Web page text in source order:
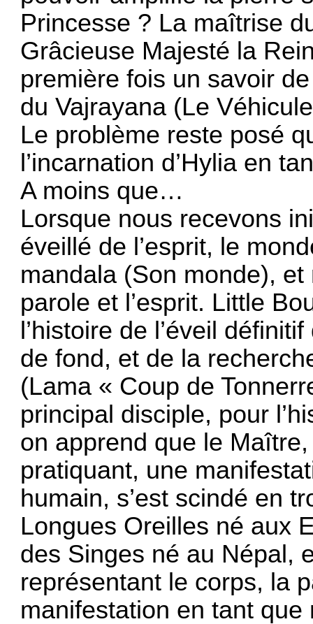
Princesse ? La maîtrise
Grâcieuse Majesté la
première fois un savoir
du Vajrayana (Le
Le problème reste posé
l’incarnation d’Hylia en
A moins que…
Lorsque nous recevons
éveillé de l’esprit, le
mandala (Son monde),
parole et l’esprit. Little
l’histoire de l’éveil
de fond, et de la
(Lama « Coup de
principal disciple, pour
on apprend que le
pratiquant, une
humain, s’est scindé en
Longues Oreilles né aux
des Singes né au Népal,
représentant le corps, la
manifestation en tant